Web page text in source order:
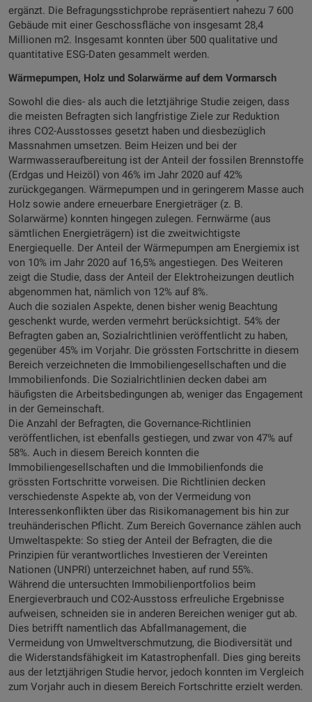
ergänzt. Die Befragungsstichprobe repräsentiert nahezu 7 600
Gebäude mit einer Geschossfläche von insgesamt 28,4
Millionen m2. Insgesamt konnten über 500 qualitative und
quantitative ESG-Daten gesammelt werden.
Wärmepumpen, Holz und Solarwärme auf dem Vormarsch
Sowohl die dies- als auch die letztjährige Studie zeigen, dass
die meisten Befragten sich langfristige Ziele zur Reduktion
ihres CO2-Ausstosses gesetzt haben und diesbezüglich
Massnahmen umsetzen. Beim Heizen und bei der
Warmwasseraufbereitung ist der Anteil der fossilen Brennstoffe
(Erdgas und Heizöl) von 46% im Jahr 2020 auf 42%
zurückgegangen. Wärmepumpen und in geringerem Masse auch
Holz sowie andere erneuerbare Energieträger (z. B.
Solarwärme) konnten hingegen zulegen. Fernwärme (aus
sämtlichen Energieträgern) ist die zweitwichtigste
Energiequelle. Der Anteil der Wärmepumpen am Energiemix ist
von 10% im Jahr 2020 auf 16,5% angestiegen. Des Weiteren
zeigt die Studie, dass der Anteil der Elektroheizungen deutlich
abgenommen hat, nämlich von 12% auf 8%.
Auch die sozialen Aspekte, denen bisher wenig Beachtung
geschenkt wurde, werden vermehrt berücksichtigt. 54% der
Befragten gaben an, Sozialrichtlinien veröffentlicht zu haben,
gegenüber 45% im Vorjahr. Die grössten Fortschritte in diesem
Bereich verzeichneten die Immobiliengesellschaften und die
Immobilienfonds. Die Sozialrichtlinien decken dabei am
häufigsten die Arbeitsbedingungen ab, weniger das Engagement
in der Gemeinschaft.
Die Anzahl der Befragten, die Governance-Richtlinien
veröffentlichen, ist ebenfalls gestiegen, und zwar von 47% auf
58%. Auch in diesem Bereich konnten die
Immobiliengesellschaften und die Immobilienfonds die
grössten Fortschritte vorweisen. Die Richtlinien decken
verschiedenste Aspekte ab, von der Vermeidung von
Interessenkonflikten über das Risikomanagement bis hin zur
treuhänderischen Pflicht. Zum Bereich Governance zählen auch
Umweltaspekte: So stieg der Anteil der Befragten, die die
Prinzipien für verantwortliches Investieren der Vereinten
Nationen (UNPRI) unterzeichnet haben, auf rund 55%.
Während die untersuchten Immobilienportfolios beim
Energieverbrauch und CO2-Ausstoss erfreuliche Ergebnisse
aufweisen, schneiden sie in anderen Bereichen weniger gut ab.
Dies betrifft namentlich das Abfallmanagement, die
Vermeidung von Umweltverschmutzung, die Biodiversität und
die Widerstandsfähigkeit im Katastrophenfall. Dies ging bereits
aus der letztjährigen Studie hervor, jedoch konnten im Vergleich
zum Vorjahr auch in diesem Bereich Fortschritte erzielt werden.